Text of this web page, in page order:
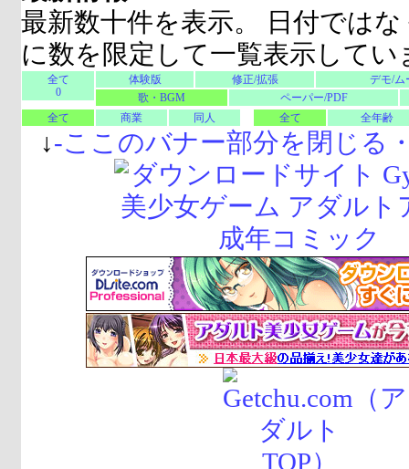
最新数十件を表示。 日付では
に数を限定して一覧表示してい
全て
0
体験版 修正/拡張
デモ/ム
歌・BGM
ペーパー/PDF
全て
商業 同人 全て 全年齢
↓-ここのバナー部分を閉じる